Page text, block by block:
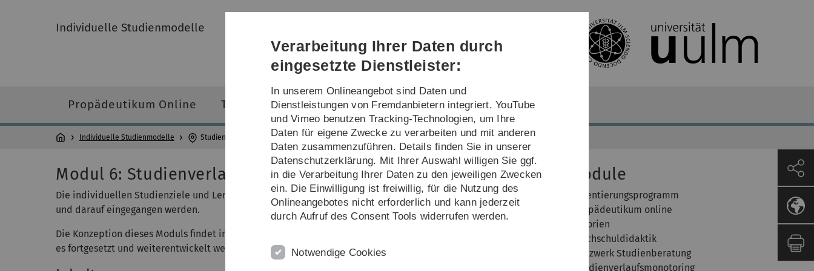
Direkt
Direkt
Direkt
(Sprache,
Drucken,
Social
Direkt
Direkt
Individuelle Studienmodelle
Propädeutikum Online Tutorien Hochschuldidaktik ...
Individuelle Studienmodelle Studienverlaufsmonitoring
Modul 6: Studienverlaufsmonitoring
Die individuellen Studienziele und Lernorientierungen der Studenten sollen in diesem Modul erfasst
und darauf eingegangen werden.
Die Konzeption dieses Moduls findet im
es fortgesetzt und weiterentwickelt werden (Zeitplan).
Alle Module
Modul 1: Orientierungsprogramm
Modul 2: Propädeutikum online
Modul 3: Tutorien
Modul 4: Hochschuldidaktik
Modul 5: Netzwerk Studienberatung
Modul 6: Studienverlaufsmonotoring
Verarbeitung Ihrer Daten durch
eingesetzte Dienstleister:
In unserem Onlineangebot sind Daten und
Dienstleistungen von Fremdanbietern integriert. YouTube
und Vimeo benutzen Tracking-Technologien, um Ihre
Daten für eigene Zwecke zu verarbeiten und mit anderen
Daten zusammenzuführen. Details finden Sie in unserer
Datenschutzerklärung. Mit Ihrer Auswahl willigen Sie ggf.
in die Verarbeitung Ihrer Daten zu den jeweiligen Zwecken
ein. Die Einwilligung ist freiwillig, für die Nutzung des
Onlineangebotes nicht erforderlich und kann jederzeit
durch Aufruf des Consent Tools widerrufen werden.
Notwendige Cookies